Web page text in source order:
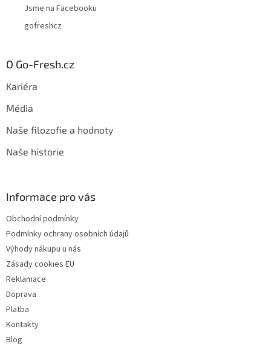
Jsme na Facebooku
gofreshcz
O Go-Fresh.cz
Kariéra
Média
Naše filozofie a hodnoty
Naše historie
Informace pro vás
Obchodní podmínky
Podmínky ochrany osobních údajů
Výhody nákupu u nás
Zásady cookies EU
Reklamace
Doprava
Platba
Kontakty
Blog